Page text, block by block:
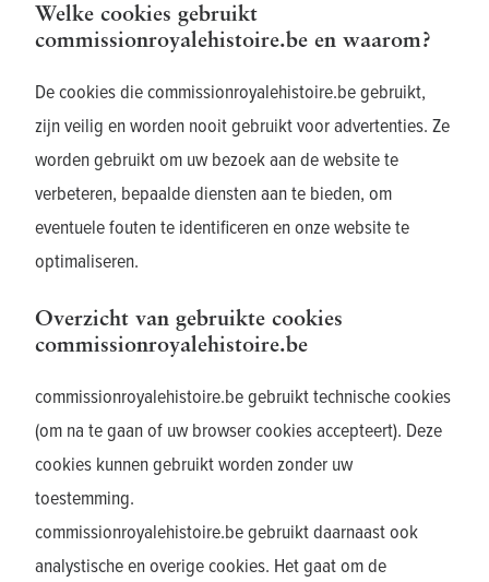
Welke cookies gebruikt
commissionroyalehistoire.be en waarom?
De cookies die commissionroyalehistoire.be gebruikt,
zijn veilig en worden nooit gebruikt voor advertenties. Ze
worden gebruikt om uw bezoek aan de website te
verbeteren, bepaalde diensten aan te bieden, om
eventuele fouten te identificeren en onze website te
optimaliseren.
Overzicht van gebruikte cookies
commissionroyalehistoire.be
commissionroyalehistoire.be gebruikt technische cookies
(om na te gaan of uw browser cookies accepteert). Deze
cookies kunnen gebruikt worden zonder uw
toestemming.
commissionroyalehistoire.be gebruikt daarnaast ook
analystische en overige cookies. Het gaat om de